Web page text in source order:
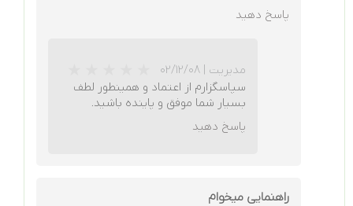
پاسخ دهید
مدیریت | ۰۲/۱۲/۰۸
سپاسگزارم از اعتماد و همینطور لطف
بسیار شما موفق و پاینده باشید.
پاسخ دهید
راهنمایی میخوام